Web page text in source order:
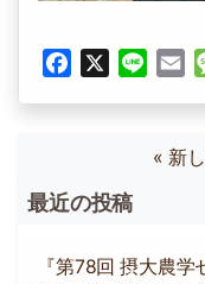
Facebook Line
« 新
最近の投稿
『第78回 摂大農